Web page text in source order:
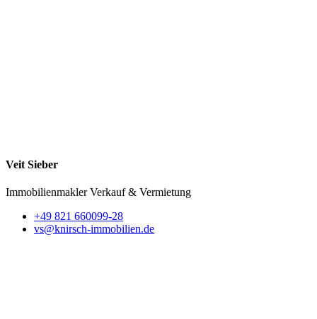
Veit Sieber
ImmobilienmaklerVerkauf & Vermietung
+49 821 660099-28
vs@knirsch-immobilien.de